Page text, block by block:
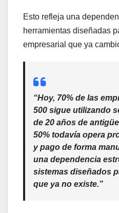
Esto refleja una
herramientas diseñadas
empresarial que ya
“Hoy, 70% de las
500 sigue utilizando
de 20 años de
50% todavía opera
y pago de forma
una dependencia
sistemas diseñados
que ya no existe.”